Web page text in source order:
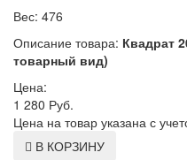
Вес: 476
Описание товара: Квадрат
товарный вид)
Цена:
1 280 Руб.
Цена на товар указана с
В КОРЗИНУ